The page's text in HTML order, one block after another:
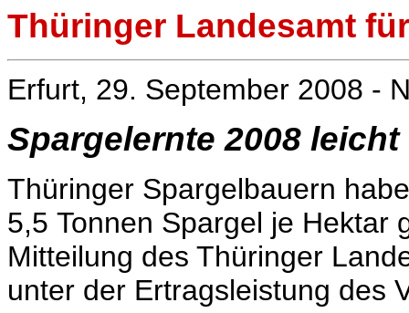
Thüringer Landesamt
Erfurt, 29. September 2008 -
Spargelernte 2008
Thüringer Spargelbauern
5,5 Tonnen Spargel je Hektar
Mitteilung des Thüringer
unter der Ertragsleistung des